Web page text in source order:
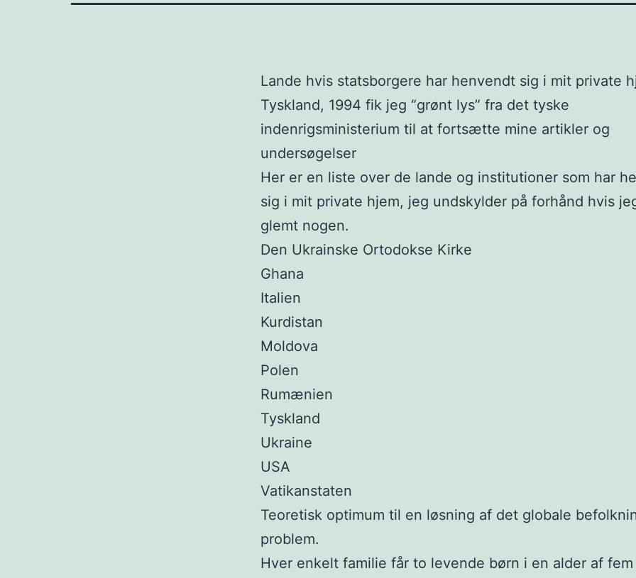
Lande hvis statsborgere har henvendt sig i mit private
Tyskland, 1994 fik jeg “grønt lys” fra det tyske
indenrigsministerium til at fortsætte mine artikler og
undersøgelser
Her er en liste over de lande og institutioner som har
sig i mit private hjem, jeg undskylder på forhånd hvis
glemt nogen.
Den Ukrainske Ortodokse Kirke
Ghana
Italien
Kurdistan
Moldova
Polen
Rumænien
Tyskland
Ukraine
USA
Vatikanstaten
Teoretisk optimum til en løsning af det globale
problem.
Hver enkelt familie får to levende børn i en alder af fem